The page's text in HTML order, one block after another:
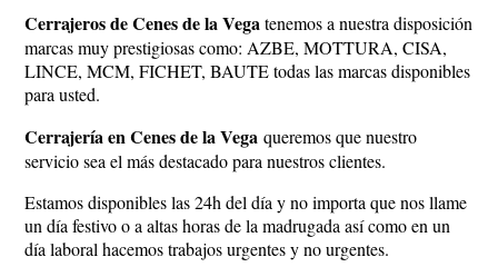
Cerrajeros de Cenes de la Vegatenemos a nuestra disposición
marcas muy prestigiosas como: AZBE, MOTTURA, CISA,
LINCE, MCM, FICHET, BAUTE todas las marcas disponibles
para usted.
Cerrajería en Cenes de la Vegaqueremos que nuestro
servicio sea el más destacado para nuestros clientes.
Estamos disponibles las 24h del día y no importa que nos llame
un día festivo o a altas horas de la madrugada así como en un
día laboral hacemos trabajos urgentes y no urgentes.